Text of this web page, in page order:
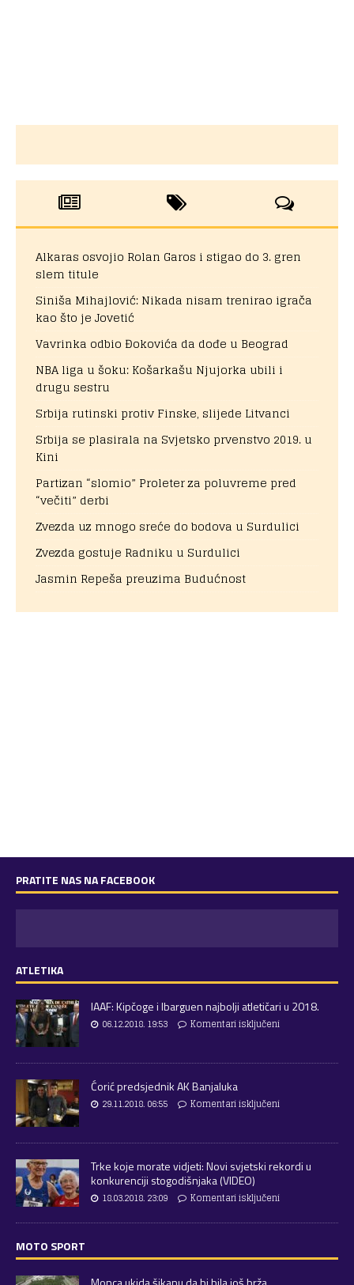
Alkaras osvojio Rolan Garos i stigao do 3. gren
slem titule
Siniša Mihajlović: Nikada nisam trenirao igrača
kao što je Jovetić
Vavrinka odbio Đokovića da dođe u Beograd
NBA liga u šoku: Košarkašu Njujorka ubili i
drugu sestru
Srbija rutinski protiv Finske, slijede Litvanci
Srbija se plasirala na Svjetsko prvenstvo 2019. u
Kini
Partizan “slomio” Proleter za poluvreme pred
“večiti” derbi
Zvezda uz mnogo sreće do bodova u Surdulici
Zvezda gostuje Radniku u Surdulici
Jasmin Repeša preuzima Budućnost
PRATITE NAS NA FACEBOOK
ATLETIKA
IAAF: Kipčoge i Ibarguen najbolji atletičari u 2018.
06.12.2018. 19:53 Komentari isključeni
Ćorić predsjednik AK Banjaluka
29.11.2018. 06:55 Komentari isključeni
Trke koje morate vidjeti: Novi svjetski rekordi u
konkurenciji stogodišnjaka (VIDEO)
18.03.2018. 23:09 Komentari isključeni
MOTO SPORT